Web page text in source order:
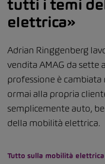
tutti i temi
elettrica»
Adrian Ringgenberg
vendita AMAG da sette
professione è
ormai alla propria
semplicemente auto,
della mobilità elettrica.
Tutto sulla mobilità